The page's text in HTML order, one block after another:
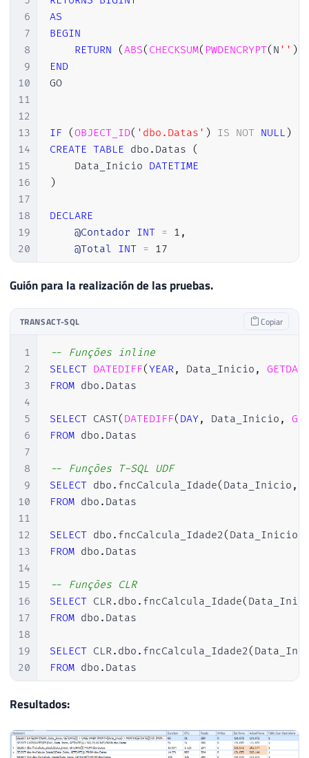
6
7
8
9
10
11
12
13
14
15
16
17
18
19
20
21
22
24
26
27
28
29
30
31
32
33
34
35
36
37
38
39
40
41
AS
BEGIN
RETURN
(ABS( CHECKSUM( PWDENCRYPT( N '' )
END
GO
IF (OBJECT_ID( 'dbo.Datas' ) IS NOT NULL )
CREATE TABLE dbo . Datas
(
    Data_Inicio
DATETIME
)
DECLARE
@Contador INT = 1 ,
@Total INT = 17
VALUES
WHILE(@Contador <= @Total )
BEGIN
INSERT INTO
DATEADD( SECOND
FROM
        dbo
. Datas
SET @Contador
END
Guión para la realización de las pruebas.
TRANSACT-SQL Copiar
1
2
3
4
5
6
7
8
9
10
11
12
13
14
15
16
17
18
19
20
-- Funções inline
SELECT DATEDIFF(YEAR, Data_Inicio ,
FROM dbo . Datas
SELECT CAST( DATEDIFF( DAY, Data_Inicio ,
FROM dbo . Datas
-- Funções T-SQL UDF
SELECT dbo . fncCalcula_Idade( Data_Inicio ,
FROM dbo . Datas
SELECT dbo . fncCalcula_Idade2( Data_Inicio
FROM dbo . Datas
-- Funções CLR
SELECT CLR. dbo . fncCalcula_Idade(
FROM dbo . Datas
SELECT CLR. dbo . fncCalcula_Idade2(
FROM dbo . Datas
Resultados: